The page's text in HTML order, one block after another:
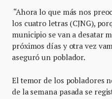
“Ahora lo que más nos
los cuatro letras (CJNG),
municipio se van a desatar
próximos días y otra vez
aseguró un poblador.
El temor de los pobladores
de la semana pasada se